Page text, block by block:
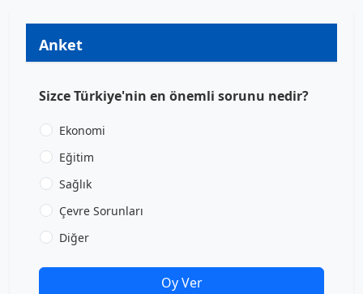
Anket
Sizce Türkiye'nin en önemli sorunu nedir?
Ekonomi
Eğitim
Sağlık
Çevre Sorunları
Diğer
Oy Ver